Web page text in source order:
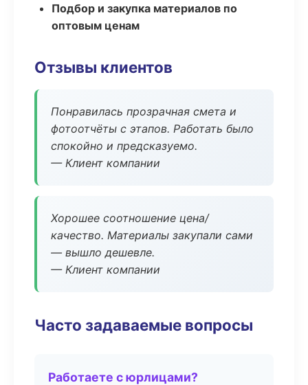
Подбор и закупка материалов по
оптовым ценам
Отзывы клиентов
Понравилась прозрачная смета и
фотоотчёты с этапов. Работать было
спокойно и предсказуемо.
— Клиент компании
Хорошее соотношение цена/
качество. Материалы закупали сами
— вышло дешевле.
— Клиент компании
Часто задаваемые вопросы
Работаете с юрлицами?